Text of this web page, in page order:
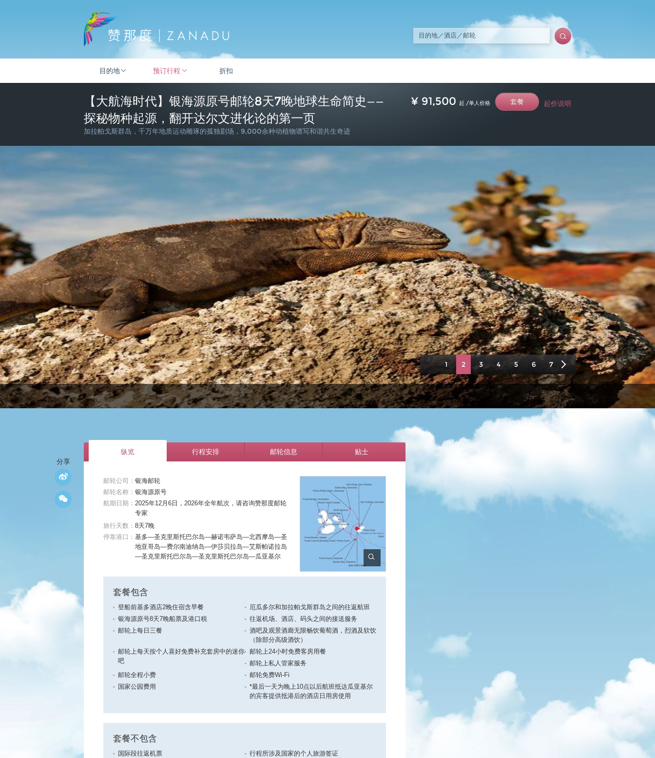
目的地 预订行程 折扣
【大航海时代】银海源原号邮轮8天7晚地球生命简史——
探秘物种起源，翻开达尔文进化论的第一页
加拉帕戈斯群岛，千万年地质运动雕琢的孤独剧场，9,000余种动植物谱写和谐共生奇迹
起价说明
套餐
¥ 91,500 起 /单人价格
1 2 3 4 5 6 7 8 9 10 11 12
分享
纵览 行程安排 邮轮信息 贴士
邮轮公司： 银海邮轮
邮轮名称： 银海源原号
航期日期： 2025年12月6日，2026年全年航次，请咨询赞那度邮轮
专家
旅行天数： 8天7晚
停靠港口： 基多—圣克里斯托巴尔岛—赫诺韦萨岛—北西摩岛—圣
地亚哥岛—费尔南迪纳岛—伊莎贝拉岛—艾斯帕诺拉岛
—圣克里斯托巴尔岛—圣克里斯托巴尔岛—瓜亚基尔
套餐包含
登船前基多酒店2晚住宿含早餐
厄瓜多尔和加拉帕戈斯群岛之间的往返航班
银海源原号8天7晚船票及港口税
往返机场、酒店、码头之间的接送服务
邮轮上每日三餐
酒吧及观景酒廊无限畅饮葡萄酒，烈酒及软饮
（除部分高级酒饮）
邮轮上每天按个人喜好免费补充套房中的迷你
吧
邮轮上24小时免费客房用餐
邮轮上私人管家服务
邮轮全程小费
邮轮免费Wi-Fi
国家公园费用
*最后一天为晚上10点以后航班抵达瓜亚基尔
的宾客提供抵港后的酒店日用房使用
套餐不包含
国际段往返机票
行程所涉及国家的个人旅游签证